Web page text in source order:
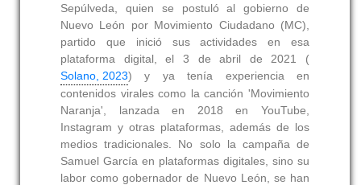
Sepúlveda, quien se postuló al gobierno de
Nuevo León por Movimiento Ciudadano (MC),
partido que inició sus actividades en esa
plataforma digital, el 3 de abril de 2021 (
Solano, 2023) y ya tenía experiencia en
contenidos virales como la canción 'Movimiento
Naranja', lanzada en 2018 en YouTube,
Instagram y otras plataformas, además de los
medios tradicionales. No solo la campaña de
Samuel García en plataformas digitales, sino su
labor como gobernador de Nuevo León, se han